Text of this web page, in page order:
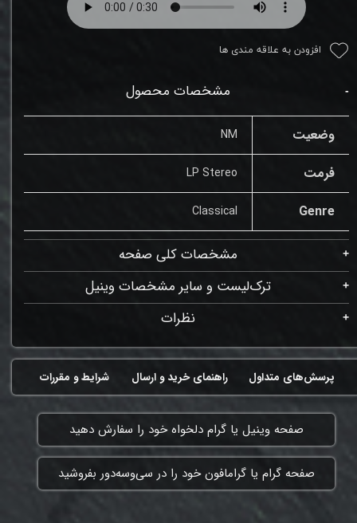
افزودن به علاقه مندی ها
مشخصات محصول
وضعیت NM
فرمت LP Stereo
Genre
Classical
مشخصات کلی صفحه
ترک‌لیست و سایر مشخصات وینیل
نظرات
شرایط و مقررات راهنمای خرید و ارسال پرسش‌های متداول
​صفحه وینیل یا گرام دلخواه خود را سفارش دهید
​صفحه گرام یا گرامافون خود را در سی‌وسه‌دور بفروشید